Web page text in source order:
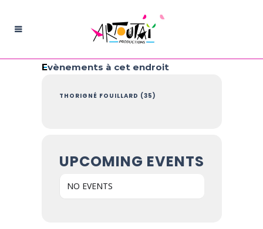
Evènements à cet endroit
THORIGNÉ FOUILLARD (35)
UPCOMING EVENTS
NO EVENTS